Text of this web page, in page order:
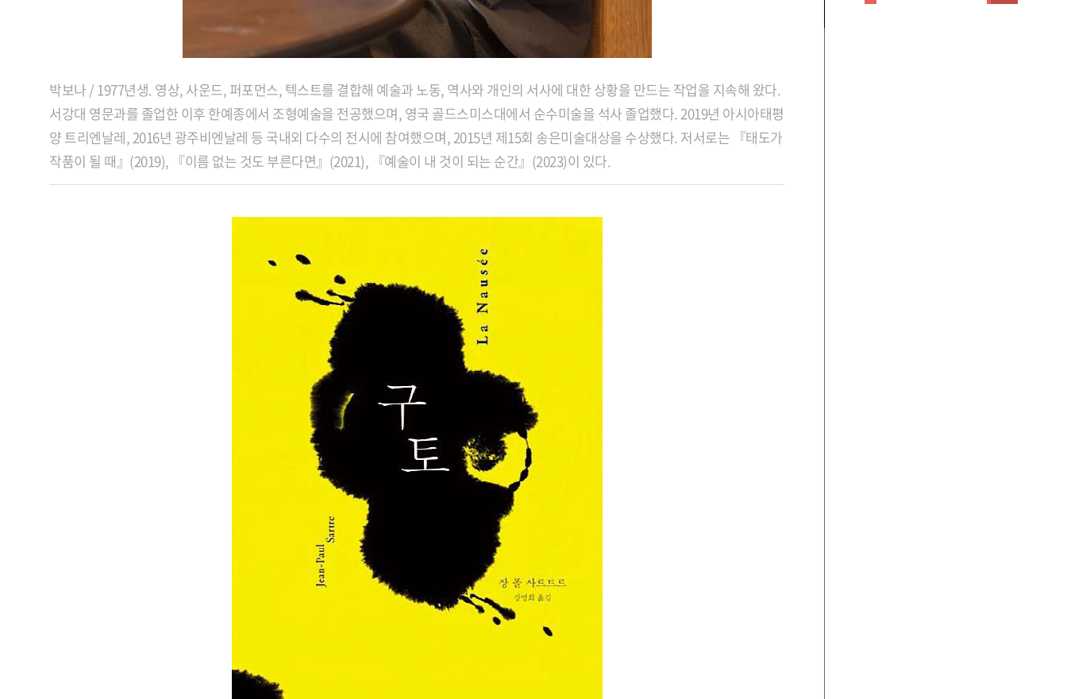
박보나 / 1977년생. 영상, 사운드, 퍼포먼스, 텍스트를 결합해 예술과 노동, 역사와 개인의 서사에 대한 상황을 만드는 작업을 지속해 왔다.
서강대 영문과를 졸업한 이후 한예종에서 조형예술을 전공했으며, 영국 골드스미스대에서 순수미술을 석사 졸업했다. 2019년 아시아태평
양 트리엔날레, 2016년 광주비엔날레 등 국내외 다수의 전시에 참여했으며, 2015년 제15회 송은미술대상을 수상했다. 저서로는 『태도가
작품이 될 때』(2019), 『이름 없는 것도 부른다면』(2021), 『예술이 내 것이 되는 순간』(2023)이 있다.